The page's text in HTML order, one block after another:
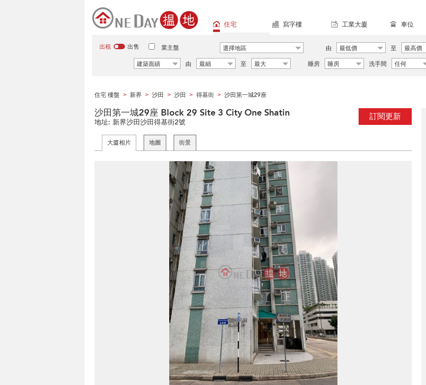
住宅 寫字樓 工業大廈 車位
出租 出售 業主盤 選擇地區 由 最低價 至
最高價
建築面績
由 最細 至 最大 睡房 睡房 洗手間 任何
住宅 樓盤 > 新界 > 沙田 > 沙田 > 得基街 > 沙田第一城29座
訂閱更新
沙田第一城29座 Block 29 Site 3 City One Shatin
地址: 新界沙田沙田得基街2號
大廈相片 地圖 街景